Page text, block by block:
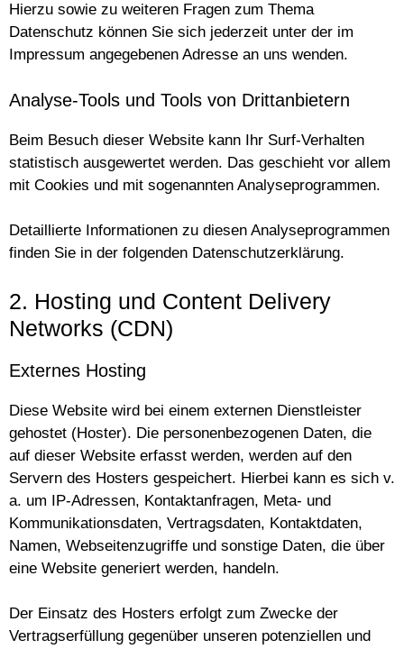
Hierzu sowie zu weiteren Fragen zum Thema
Datenschutz können Sie sich jederzeit unter der im
Impressum angegebenen Adresse an uns wenden.
Analyse-Tools und Tools von Drittanbietern
Beim Besuch dieser Website kann Ihr Surf-Verhalten
statistisch ausgewertet werden. Das geschieht vor allem
mit Cookies und mit sogenannten Analyseprogrammen.
Detaillierte Informationen zu diesen Analyseprogrammen
finden Sie in der folgenden Datenschutzerklärung.
2. Hosting und Content Delivery
Networks (CDN)
Externes Hosting
Diese Website wird bei einem externen Dienstleister
gehostet (Hoster). Die personenbezogenen Daten, die
auf dieser Website erfasst werden, werden auf den
Servern des Hosters gespeichert. Hierbei kann es sich v.
a. um IP-Adressen, Kontaktanfragen, Meta- und
Kommunikationsdaten, Vertragsdaten, Kontaktdaten,
Namen, Webseitenzugriffe und sonstige Daten, die über
eine Website generiert werden, handeln.
Der Einsatz des Hosters erfolgt zum Zwecke der
Vertragserfüllung gegenüber unseren potenziellen und